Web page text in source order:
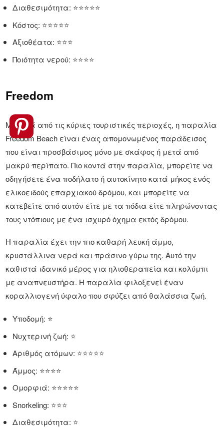
Διαθεσιμότητα: ⭐⭐⭐⭐⭐
Κόστος: ⭐⭐⭐⭐⭐
Αξιοθέατα: ⭐⭐⭐
Ποιότητα νερού: ⭐⭐⭐⭐
Freedom
Μακριά από τις κύριες τουριστικές περιοχές, η παραλία
Freedom Beach είναι ένας απομονωμένος παράδεισος
που είναι προσβάσιμος μόνο με σκάφος ή μετά από
μακρύ περίπατο. Πιο κοντά στην παραλία, μπορείτε να
οδηγήσετε ένα ποδήλατο ή αυτοκίνητο κατά μήκος ενός
ελικοειδούς επαρχιακού δρόμου, και μπορείτε να
κατεβείτε από αυτόν είτε με τα πόδια είτε πληρώνοντας
τους ντόπιους με ένα ισχυρό όχημα εκτός δρόμου.
Η παραλία έχει την πιο καθαρή λευκή άμμο,
κρυστάλλινα νερά και πράσινο γύρω της. Αυτό την
καθιστά ιδανικό μέρος για ηλιοθεραπεία και κολύμπι
με αναπνευστήρα. Η παραλία φιλοξενεί έναν
κοραλλιογενή ύφαλο που σφύζει από θαλάσσια ζωή.
Υποδομή: ⭐
Νυχτερινή ζωή: ⭐
Αριθμός ατόμων: ⭐⭐⭐⭐⭐
Άμμος: ⭐⭐⭐⭐
Ομορφιά: ⭐⭐⭐⭐⭐
Snorkeling: ⭐⭐⭐
Διαθεσιμότητα: ⭐